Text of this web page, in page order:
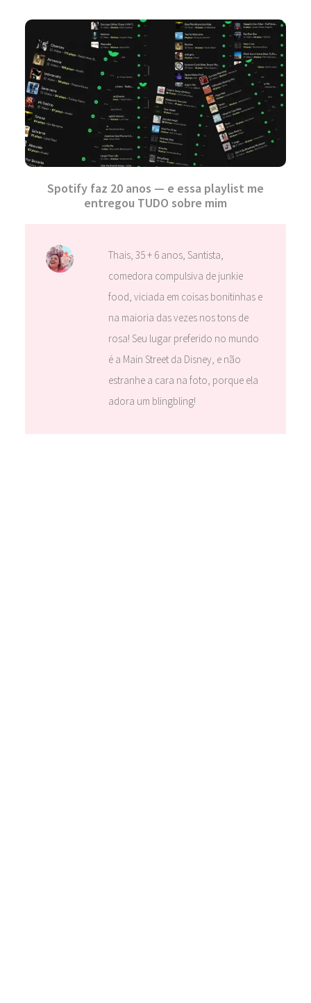
Spotify faz 20 anos — e essa playlist me
entregou TUDO sobre mim
Thais, 35 + 6 anos, Santista,
comedora compulsiva de junkie
food, viciada em coisas bonitinhas e
na maioria das vezes nos tons de
rosa! Seu lugar preferido no mundo
é a Main Street da Disney, e não
estranhe a cara na foto, porque ela
adora um blingbling!